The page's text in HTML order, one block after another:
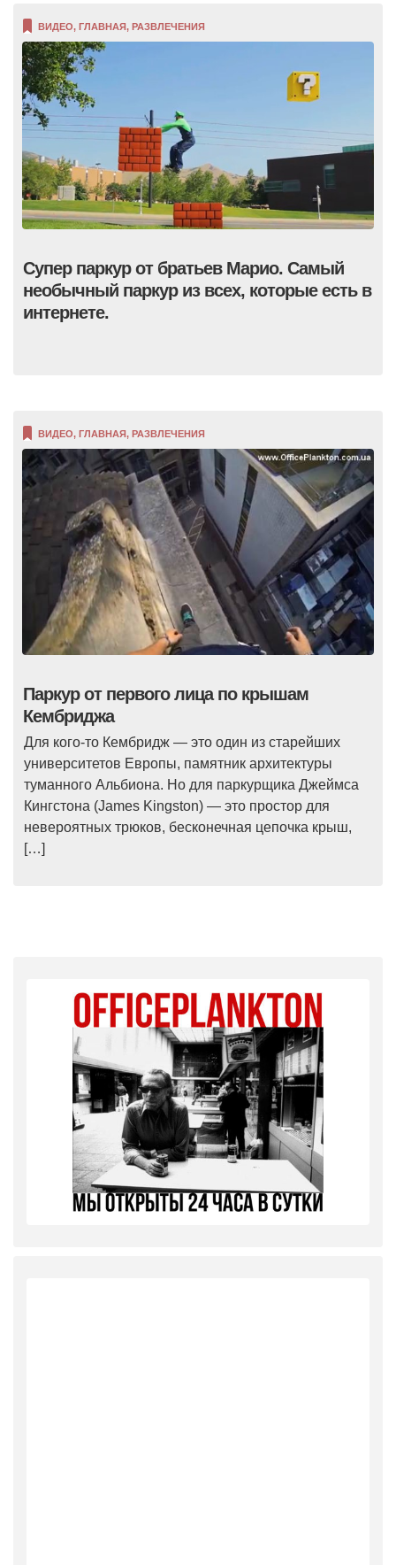
ВИДЕО, ГЛАВНАЯ, РАЗВЛЕЧЕНИЯ
Супер паркур от братьев Марио. Самый
необычный паркур из всех, которые есть в
интернете.
ВИДЕО, ГЛАВНАЯ, РАЗВЛЕЧЕНИЯ
Паркур от первого лица по крышам
Кембриджа
Для кого-то Кембридж — это один из старейших
университетов Европы, памятник архитектуры
туманного Альбиона. Но для паркурщика Джеймса
Кингстона (James Kingston) — это простор для
невероятных трюков, бесконечная цепочка крыш,
[…]